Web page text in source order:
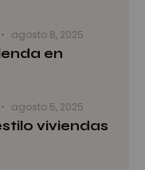
agosto 8, 2025
en
agosto 5, 2025
viviendas